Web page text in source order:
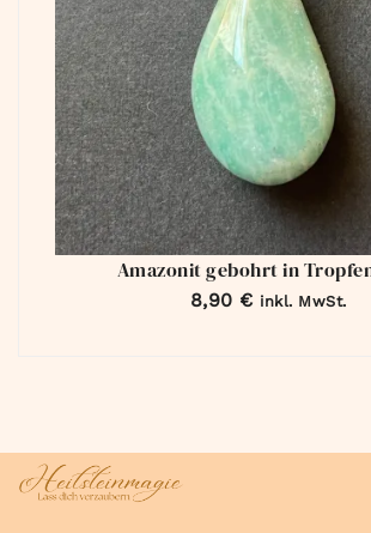
Amazonit gebohrt in
8,90 € inkl. MwSt.